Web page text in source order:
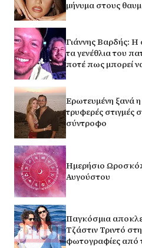
μήνυμα στους
Γιάννης Βαρδής: Η
τα γενέθλια του
ποτέ πως μπορεί
Ερωτευμένη ξανά
τρυφερές στιγμές
σύντροφο
Ημερήσιο
Αυγούστου
Παγκόσμια
Τζάστιν Τριντό
φωτογραφίες από